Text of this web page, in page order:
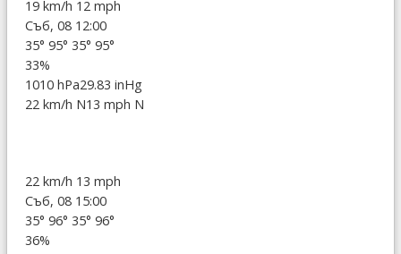
19 km/h 12 mph
Съб, 08 12:00
35° 95° 35° 95°
33%
1010 hPa29.83 inHg
22 km/h N13 mph N
22 km/h 13 mph
Съб, 08 15:00
35° 96° 35° 96°
36%